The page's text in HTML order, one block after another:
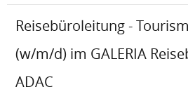
Reisebüroleitung -
(w/m/d) im GALERIA
ADAC